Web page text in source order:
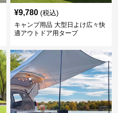
¥9,780 (税込)
キャンプ用品 大型日よけ広々快
適アウトドア用タープ